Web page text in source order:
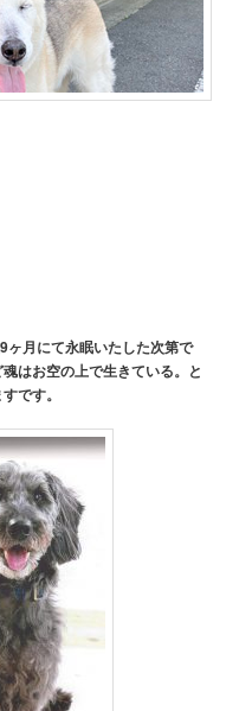
月にて永眠いたした次第で
はお空の上で生きている。と
です。